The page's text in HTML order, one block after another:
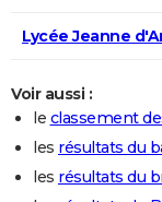
Lycée Jeanne
Voir aussi :
le classement
les résultats du
les résultats du